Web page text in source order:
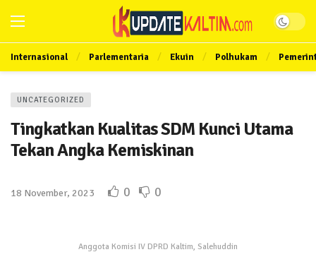
Internasional Parlementaria Ekuin Polhukam
UNCATEGORIZED
Tingkatkan Kualitas SDM Kunci Utama
Tekan Angka Kemiskinan
18 November, 2023 0 0
Anggota Komisi IV DPRD Kaltim, Salehuddin